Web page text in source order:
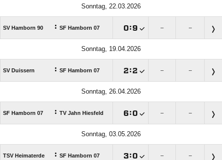
Sonntag, 22.03.2026
SV Hamborn 90 : SF Hamborn 07 : – –
Sonntag, 19.04.2026
SV Duissern : SF Hamborn 07 : – –
Sonntag, 26.04.2026
SF Hamborn 07 : TV Jahn Hiesfeld : – –
Sonntag, 03.05.2026
TSV Heimaterde : SF Hamborn 07 : – –